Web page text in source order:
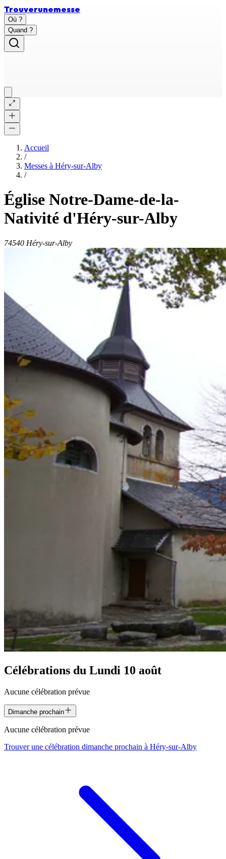
Trouverunemesse
Où ?
Quand ?
Accueil
/
Messes à Héry-sur-Alby
/
Église Notre-Dame-de-la-
Nativité d'Héry-sur-Alby
74540 Héry-sur-Alby
Célébrations du Lundi 10 août
Aucune célébration prévue
Dimanche prochain
Aucune célébration prévue
Trouver une célébration dimanche prochain à Héry-sur-Alby